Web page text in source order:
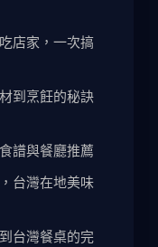
店家，一次搞
到烹飪的秘訣
譜與餐廳推薦
台灣在地美味
台灣餐桌的完